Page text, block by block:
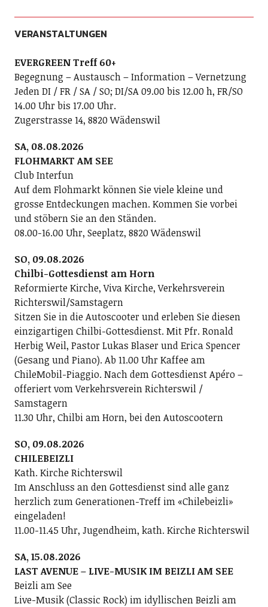
VERANSTALTUNGEN
EVERGREEN Treff 60+
Begegnung – Austausch – Information – Vernetzung
Jeden DI / FR / SA / SO; DI/SA 09.00 bis 12.00 h, FR/SO
14.00 Uhr bis 17.00 Uhr.
Zugerstrasse 14, 8820 Wädenswil
SA, 08.08.2026
FLOHMARKT AM SEE
Club Interfun
Auf dem Flohmarkt können Sie viele kleine und
grosse Entdeckungen machen. Kommen Sie vorbei
und stöbern Sie an den Ständen.
08.00-16.00 Uhr, Seeplatz, 8820 Wädenswil
SO, 09.08.2026
Chilbi-Gottesdienst am Horn
Reformierte Kirche, Viva Kirche, Verkehrsverein
Richterswil/Samstagern
Sitzen Sie in die Autoscooter und erleben Sie diesen
einzigartigen Chilbi-Gottesdienst. Mit Pfr. Ronald
Herbig Weil, Pastor Lukas Blaser und Erica Spencer
(Gesang und Piano). Ab 11.00 Uhr Kaffee am
ChileMobil-Piaggio. Nach dem Gottesdienst Apéro –
offeriert vom Verkehrsverein Richterswil /
Samstagern
11.30 Uhr, Chilbi am Horn, bei den Autoscootern
SO, 09.08.2026
CHILEBEIZLI
Kath. Kirche Richterswil
Im Anschluss an den Gottesdienst sind alle ganz
herzlich zum Generationen-Treff im «Chilebeizli»
eingeladen!
11.00-11.45 Uhr, Jugendheim, kath. Kirche Richterswil
SA, 15.08.2026
LAST AVENUE – LIVE-MUSIK IM BEIZLI AM SEE
Beizli am See
Live-Musik (Classic Rock) im idyllischen Beizli am